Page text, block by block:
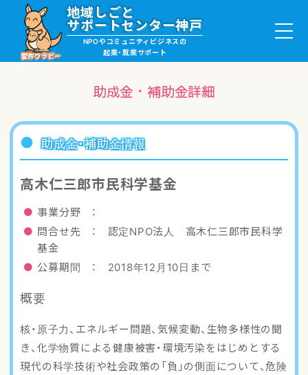
愛称ワラビー
地域しごと
サポートセンター神戸
NPOやコミュニティビジネスの
起業・就業サポート
就職・ボランティア情報
ご登録・お問い合わせ
助成金・補助金詳細
助成金・補助金情報
高木仁三郎市民科学基金
事業分野 ：
問合せ先 ： 認定NPO法人 高木仁三郎市民科学
基金
公募期間 ： 2018年12月10日まで
概要
核・原子力、エネルギー問題、気候変動、生物多様性の聞
き、化学物質による健康被害・環境汚染をはじめとする
現代の科学技術や社会政策の「負」の側面について、危険